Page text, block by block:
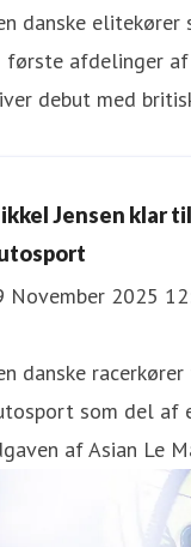
danske elitekører
afdelinger af
debut med
Jensen klar
November 2025
danske
som del af
af Asian Le